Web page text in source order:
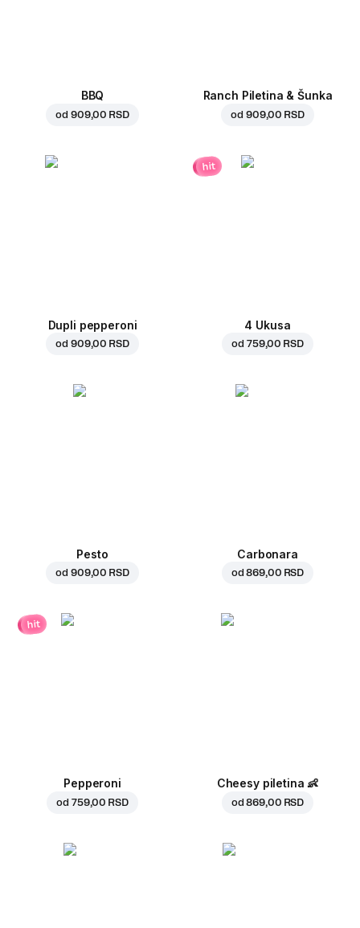
BBQ
od 909,00 RSD
Ranch Piletina & Šunka
od 909,00 RSD
Dupli pepperoni
od 909,00 RSD
hit
4 Ukusa
od 759,00 RSD
Pesto
od 909,00 RSD
Carbonara
od869,00 RSD
hit
Pepperoni
od 759,00 RSD
Cheesy piletina 👶
od869,00 RSD